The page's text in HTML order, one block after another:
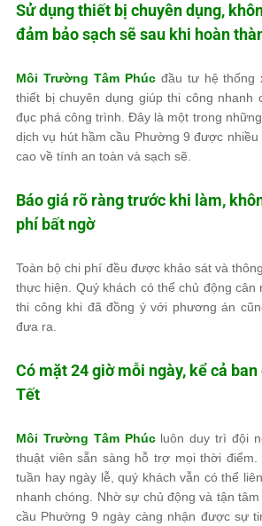
Sử dụng thiết bị chuyên dụng,
đảm bảo sạch sẽ sau khi hoàn
Môi Trường Tâm Phúcđầu tư hệ thống
thiết bị chuyên dụng giúp thi công nhanh
đục phá công trình. Đây là một trong
dịch vụ hút hầm cầu Phường 9 được nhiều
cao về tính an toàn và sạch sẽ.
Báo giá rõ ràng trước khi làm,
phí bất ngờ
Toàn bộ chi phí đều được khảo sát và
thực hiện. Quý khách có thể chủ động cân
thi công khi đã đồng ý với phương án
đưa ra.
Có mặt 24 giờ mỗi ngày, kể cả
Tết
Môi Trường Tâm Phúcluôn duy trì đội
thuật viên sẵn sàng hỗ trợ mọi thời
tuần hay ngày lễ, quý khách vẫn có thể
nhanh chóng. Nhờ sự chủ động và tận
cầu Phường 9 ngày càng nhận được sự